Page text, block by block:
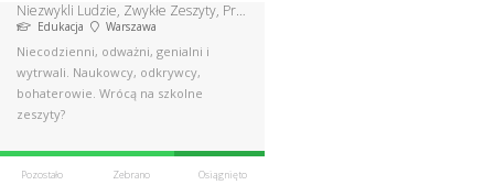
Niezwykli Ludzie, Zwykłe Zeszyty, Prosta Lekcja
Edukacja Warszawa
Niecodzienni, odważni, genialni i
wytrwali. Naukowcy, odkrywcy,
bohaterowie. Wrócą na szkolne
zeszyty?
Pozostało Zebrano Osiągnięto